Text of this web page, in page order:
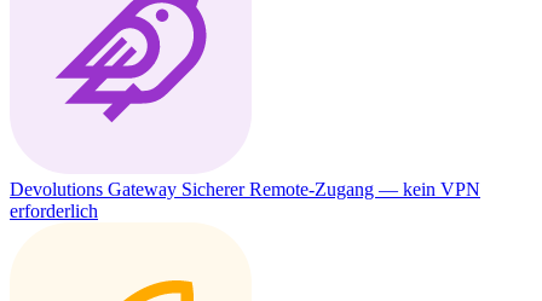
Devolutions Gateway Sicherer Remote-Zugang — kein VPN
erforderlich